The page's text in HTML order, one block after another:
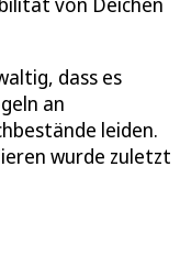
dass es
an
leiden.
wurde zuletzt